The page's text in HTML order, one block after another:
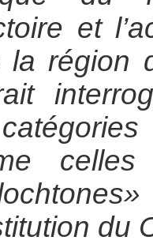
et
la région
celles
du